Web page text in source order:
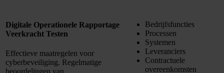
Digitale Operationele Rapportage
Veerkracht Testen
Effectieve maatregelen voor
cyberbeveiliging. Regelmatige
Bedrijfsfuncties
Processen
Systemen
Leveranciers
Contractuele
overeenkomsten